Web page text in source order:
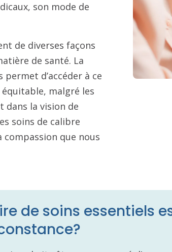
son mode de
de diverses façons
de santé. La
d’accéder à ce
malgré les
dans la vision de
soins de calibre
compassion que nous
de soins essentiels